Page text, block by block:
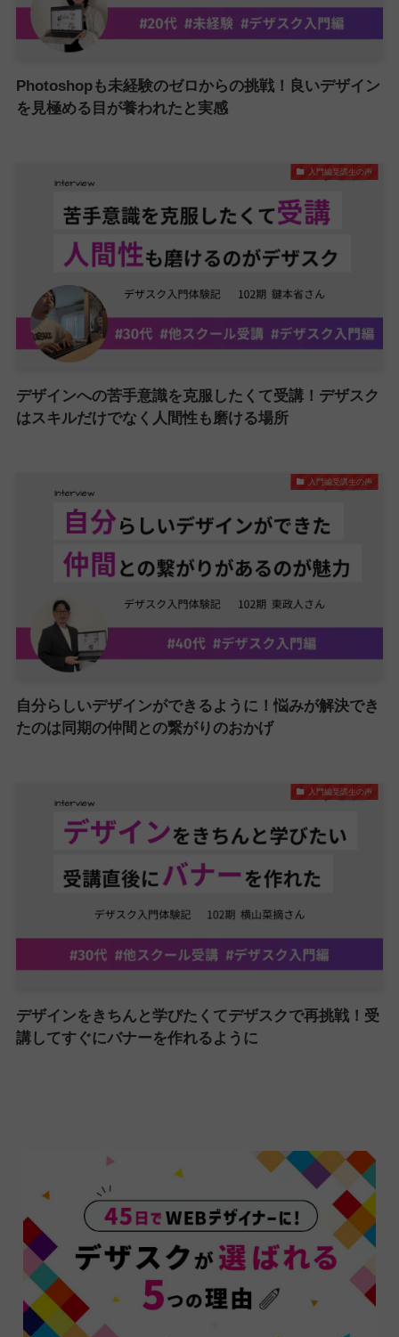
Photoshopも未経験のゼロからの挑戦！良いデザイン
を見極める目が養われたと実感
入門編受講生の声
デザインへの苦手意識を克服したくて受講！デザスク
はスキルだけでなく人間性も磨ける場所
入門編受講生の声
自分らしいデザインができるように！悩みが解決でき
たのは同期の仲間との繋がりのおかげ
入門編受講生の声
デザインをきちんと学びたくてデザスクで再挑戦！受
講してすぐにバナーを作れるように